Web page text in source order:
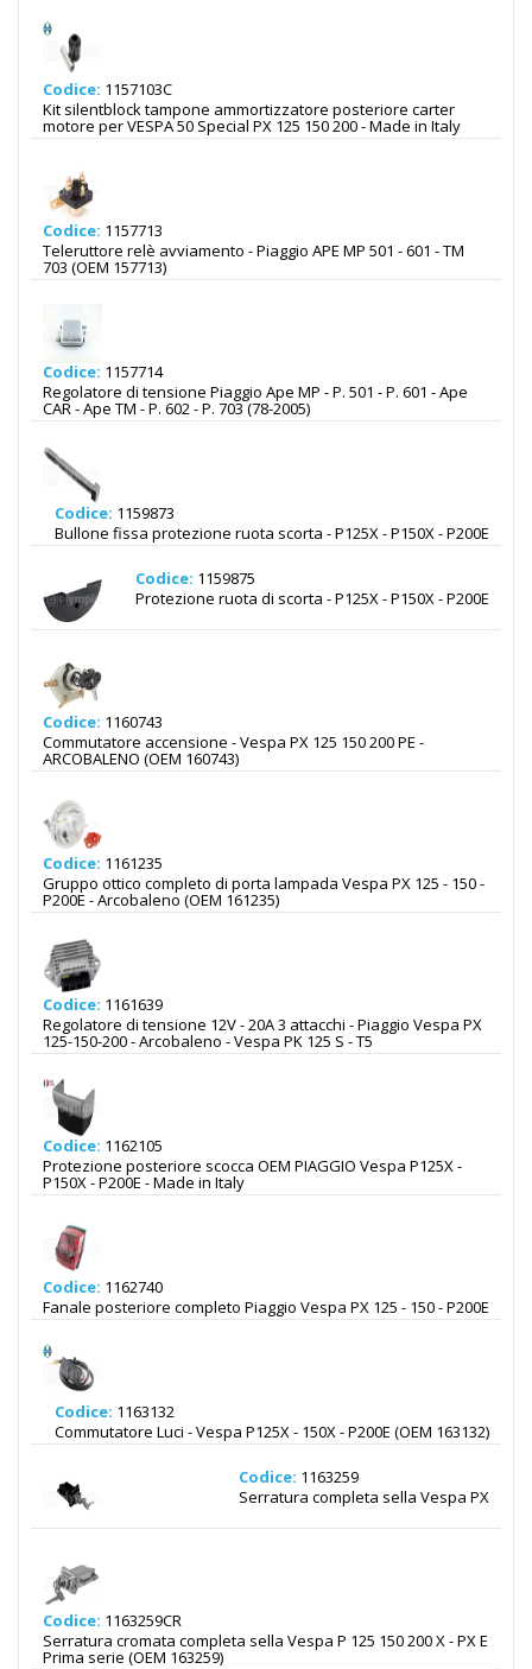
Codice: 1157103C
Kit silentblock tampone ammortizzatore posteriore carter
motore per VESPA 50 Special PX 125 150 200 - Made in Italy
Codice: 1157713
Teleruttore relè avviamento - Piaggio APE MP 501 - 601 - TM
703 (OEM 157713)
Codice: 1157714
Regolatore di tensione Piaggio Ape MP - P. 501 - P. 601 - Ape
CAR - Ape TM - P. 602 - P. 703 (78-2005)
Codice: 1159873
Bullone fissa protezione ruota scorta - P125X - P150X - P200E
Codice: 1159875
Protezione ruota di scorta - P125X - P150X - P200E
Codice: 1160743
Commutatore accensione - Vespa PX 125 150 200 PE -
ARCOBALENO (OEM 160743)
Codice: 1161235
Gruppo ottico completo di porta lampada Vespa PX 125 - 150 -
P200E - Arcobaleno (OEM 161235)
Codice: 1161639
Regolatore di tensione 12V - 20A 3 attacchi - Piaggio Vespa PX
125-150-200 - Arcobaleno - Vespa PK 125 S - T5
Codice: 1162105
Protezione posteriore scocca OEM PIAGGIO Vespa P125X -
P150X - P200E - Made in Italy
Codice: 1162740
Fanale posteriore completo Piaggio Vespa PX 125 - 150 - P200E
Codice: 1163132
Commutatore Luci - Vespa P125X - 150X - P200E (OEM 163132)
Codice: 1163259
Serratura completa sella Vespa PX
Codice: 1163259CR
Serratura cromata completa sella Vespa P 125 150 200 X - PX E
Prima serie (OEM 163259)